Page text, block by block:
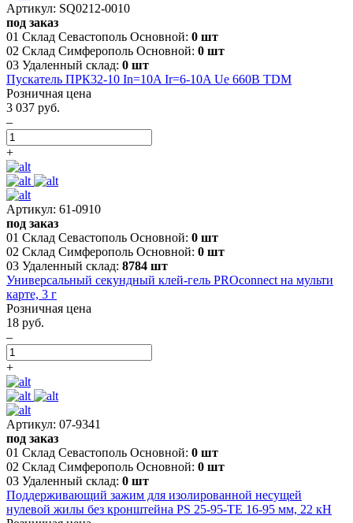
Артикул: SQ0212-0010
под заказ
01 Склад Севастополь Основной: 0 шт
02 Склад Симферополь Основной: 0 шт
03 Удаленный склад: 0 шт
Пускатель ПРК32-10 In=10A Ir=6-10A Ue 660В TDM
Розничная цена
3 037 руб.
–
+
Артикул: 61-0910
под заказ
01 Склад Севастополь Основной: 0 шт
02 Склад Симферополь Основной: 0 шт
03 Удаленный склад: 8784 шт
Универсальный секундный клей-гель PROconnect на мульти
карте, 3 г
Розничная цена
18 руб.
–
+
Артикул: 07-9341
под заказ
01 Склад Севастополь Основной: 0 шт
02 Склад Симферополь Основной: 0 шт
03 Удаленный склад: 0 шт
Поддерживающий зажим для изолированной несущей
нулевой жилы без кронштейна PS 25-95-TE 16-95 мм, 22 кН